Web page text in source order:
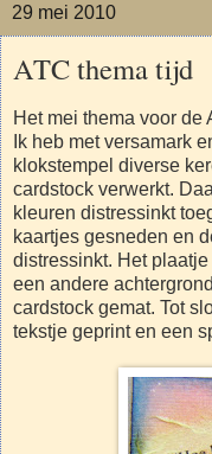
29 mei 2010
ATC thema tijd
Het mei thema voor de
Ik heb met versamark
klokstempel diverse
cardstock verwerkt.
kleuren distressinkt
kaartjes gesneden en
distressinkt. Het
een andere
cardstock gemat. Tot
tekstje geprint en een